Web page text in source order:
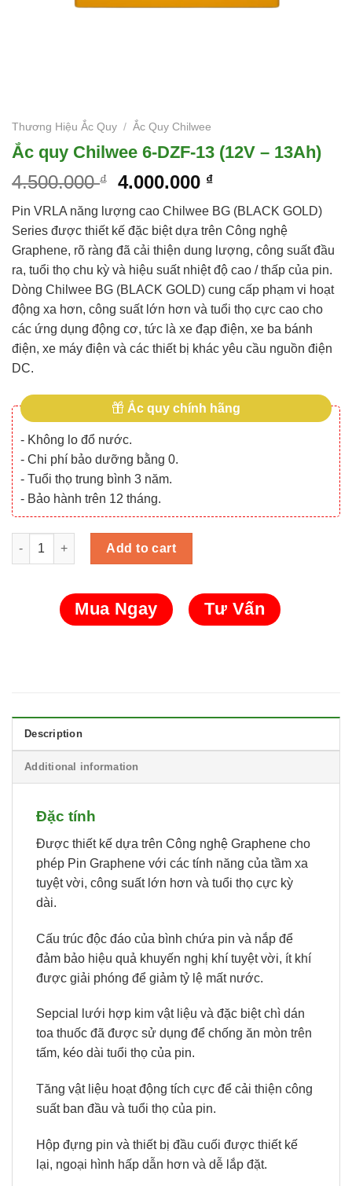
Thương Hiệu Ắc Quy / Ắc Quy Chilwee
Ắc quy Chilwee 6-DZF-13 (12V – 13Ah)
4.500.000₫ 4.000.000 ₫
Pin VRLA năng lượng cao Chilwee BG (BLACK GOLD)
Series được thiết kế đặc biệt dựa trên Công nghệ
Graphene, rõ ràng đã cải thiện dung lượng, công suất đầu
ra, tuổi thọ chu kỳ và hiệu suất nhiệt độ cao / thấp của pin.
Dòng Chilwee BG (BLACK GOLD) cung cấp phạm vi hoạt
động xa hơn, công suất lớn hơn và tuổi thọ cực cao cho
các ứng dụng động cơ, tức là xe đạp điện, xe ba bánh
điện, xe máy điện và các thiết bị khác yêu cầu nguồn điện
DC.
Ắc quy chính hãng
- Không lo đổ nước.
- Chi phí bảo dưỡng bằng 0.
- Tuổi thọ trung bình 3 năm.
- Bảo hành trên 12 tháng.
Ắc quy Chilwee 6-DZF-13 (12V - 13Ah) quantity
Add to cart
Mua Ngay Tư Vấn
Description
Additional information
Đặc tính
Được thiết kế dựa trên Công nghệ Graphene cho
phép Pin Graphene với các tính năng của tầm xa
tuyệt vời, công suất lớn hơn và tuổi thọ cực kỳ
dài.
Cấu trúc độc đáo của bình chứa pin và nắp để
đảm bảo hiệu quả khuyến nghị khí tuyệt vời, ít khí
được giải phóng để giảm tỷ lệ mất nước.
Sepcial lưới hợp kim vật liệu và đặc biệt chì dán
toa thuốc đã được sử dụng để chống ăn mòn trên
tấm, kéo dài tuổi thọ của pin.
Tăng vật liệu hoạt động tích cực để cải thiện công
suất ban đầu và tuổi thọ của pin.
Hộp đựng pin và thiết bị đầu cuối được thiết kế
lại, ngoại hình hấp dẫn hơn và dễ lắp đặt.